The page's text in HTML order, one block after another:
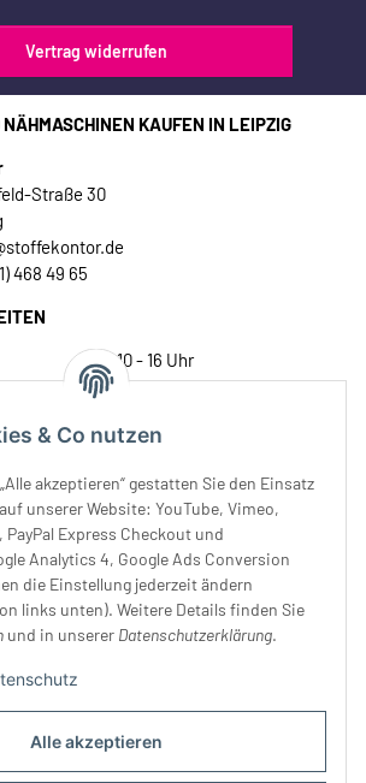
Alle akzeptieren
& Co nutzen
akzeptieren“ gestatten Sie den Einsatz
unserer Website: YouTube, Vimeo,
PayPal Express Checkout und
Analytics 4, Google Ads Conversion
die Einstellung jederzeit ändern
links unten). Weitere Details finden Sie
und in unserer Datenschutzerklärung.
Vertrag widerrufen
NÄHMASCHINEN KAUFEN IN LEIPZIG
Straße 30
468 49 65
10 - 16 Uhr
10 - 16 Uhr
10 - 18 Uhr
10 - 14 Uhr